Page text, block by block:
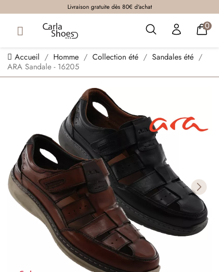
Livraison gratuite dès 80€ d'achat
0
Accueil Homme Collection été
Sandales été
ARA Sandale - 16205